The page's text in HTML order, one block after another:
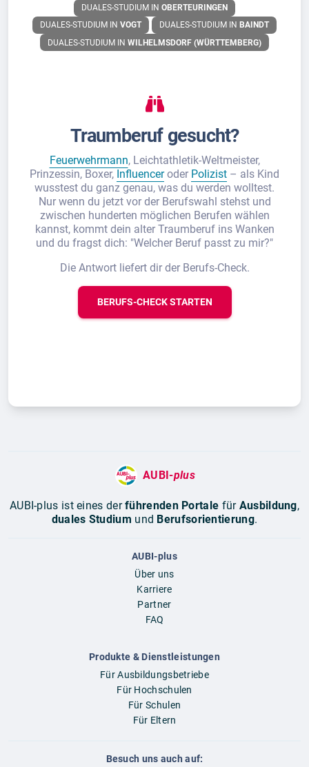
DUALES-STUDIUM IN OBERTEURINGEN
DUALES-STUDIUM INVOGT DUALES-STUDIUM IN BAINDT
DUALES-STUDIUM IN WILHELMSDORF (WÜRTTEMBERG)
Traumberuf gesucht?
Feuerwehrmann, Leichtathletik-Weltmeister,
Prinzessin, Boxer, Influenceroder Polizist – als Kind
wusstest du ganz genau, was du werden wolltest.
Nur wenn du jetzt vor der Berufswahl stehst und
zwischen hunderten möglichen Berufen wählen
kannst, kommt dein alter Traumberuf ins Wanken
und du fragst dich: "Welcher Beruf passt zu mir?"
Die Antwort liefert dir der Berufs-Check.
BERUFS-CHECK STARTEN
AUBI-plus
AUBI-plus ist eines derführenden Portale für Ausbildung,
duales Studium und Berufsorientierung.
AUBI-plus
Über uns
Karriere
Partner
FAQ
Produkte & Dienstleistungen
Für Ausbildungsbetriebe
Für Hochschulen
Für Schulen
Für Eltern
Besuch uns auch auf: